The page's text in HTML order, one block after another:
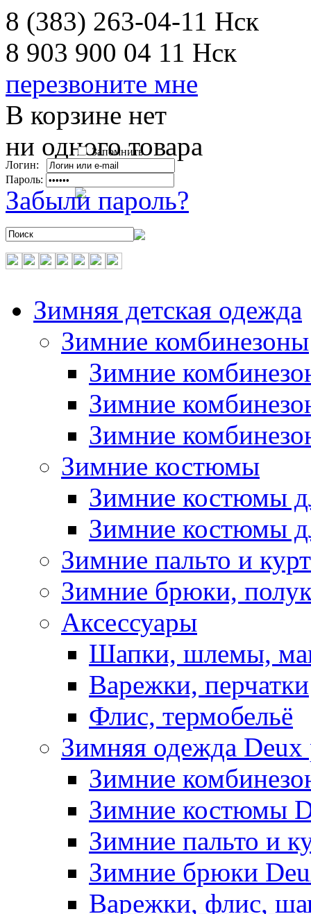
8 (383) 263-04-11 Нск
8 903 900 04 11 Нск
перезвоните мне
В корзине нет
ни одного товара
Запомнить
Логин:
Пароль:
Забыли пароль?
Зимняя детская одежда
Зимние комбинезоны
Зимние
Зимние
Зимние
Зимние костюмы
Зимние костюмы
Зимние костюмы
Зимние пальто и
Зимние брюки,
Аксессуары
Шапки, шлемы,
Варежки, перчатки
Флис, термобельё
Зимняя одежда Deux
Зимние
Зимние костюмы
Зимние пальто и
Зимние брюки
Варежки, флис,